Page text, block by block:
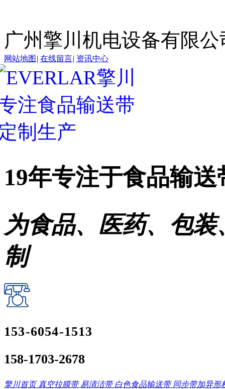
广州擎川机电设备有限
网站地图 | 在线留言| 资讯中心
19年专注于食品输送
为食品、医药、包
制
153-6054-1513
158-1703-2678
擎川首页 真空拉膜带 易清洁带 白色食品输送带 同步带加异形